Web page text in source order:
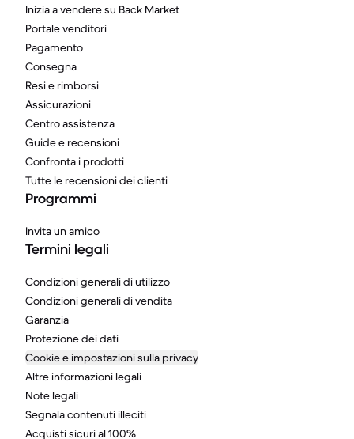
Inizia a vendere su Back Market
Portale venditori
Pagamento
Consegna
Resi e rimborsi
Assicurazioni
Centro assistenza
Guide e recensioni
Confronta i prodotti
Tutte le recensioni dei clienti
Programmi
Invita un amico
Termini legali
Condizioni generali di utilizzo
Condizioni generali di vendita
Garanzia
Protezione dei dati
Cookie e impostazioni sulla privacy
Altre informazioni legali
Note legali
Segnala contenuti illeciti
Acquisti sicuri al 100%